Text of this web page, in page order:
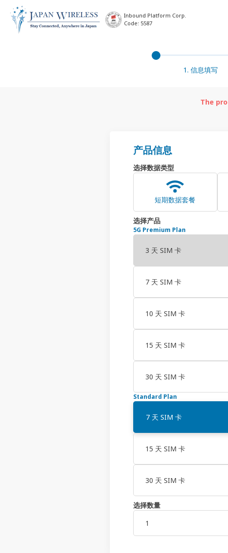
Inbound Platform Corp.
Code: 5587
1. 信息填写
The
产品信息
选择数据类型
短期数据套餐
选择产品
5G Premium Plan
3 天 SIM 卡
7 天 SIM 卡
10 天 SIM 卡
15 天 SIM 卡
30 天 SIM 卡
Standard Plan
7 天 SIM 卡
15 天 SIM 卡
30 天 SIM 卡
选择数量